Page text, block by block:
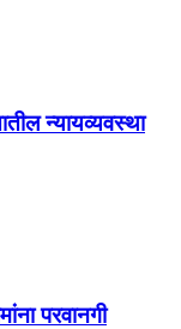
न्यायव्यवस्था
परवानगी